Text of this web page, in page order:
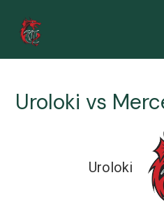
contenido
Uroloki vs
Uroloki